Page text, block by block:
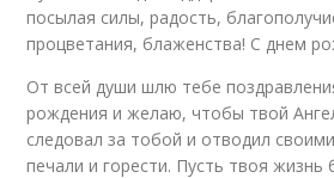
посылая силы, радость,
процветания, блаженства! С днем
От всей души шлю тебе
рождения и желаю, чтобы твой
следовал за тобой и отводил
печали и горести. Пусть твоя жизнь